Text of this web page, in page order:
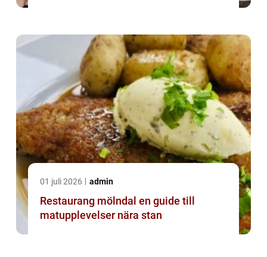
01 juli 2026 admin
Restaurang mölndal en guide till
matupplevelser nära stan